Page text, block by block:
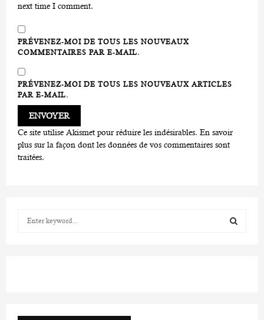
next time I comment.
PRÉVENEZ-MOI DE TOUS LES NOUVEAUX
COMMENTAIRES PAR E-MAIL.
PRÉVENEZ-MOI DE TOUS LES NOUVEAUX ARTICLES
PAR E-MAIL.
Ce site utilise Akismet pour réduire les indésirables. En savoir
plus sur la façon dont les données de vos commentaires sont
traitées.
r